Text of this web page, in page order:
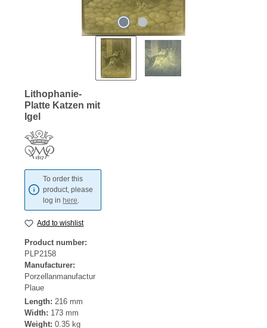
Lithophanie-
Platte Katzen mit
Igel
To order this
product, please
log in here.
Add to wishlist
Product number:
PLP2158
Manufacturer:
Porzellanmanufactur
Plaue
Length: 216 mm
Width: 173 mm
Weight: 0.35 kg